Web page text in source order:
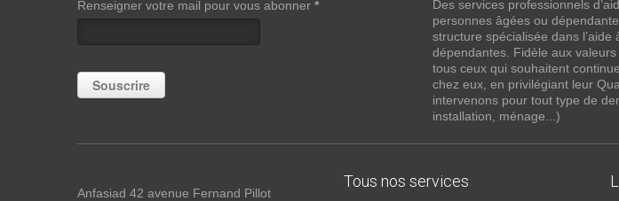
Renseigner votre mail pour vous abonner *
Des services professionnels
personnes âgées ou
structure spécialisée dans
dépendantes. Fidèle aux
tous ceux qui souhaitent
chez eux, en privilégiant leur
intervenons pour tout type de
installation, ménage...)
Anfasiad 42 avenue Fernand Pillot
Tous nos services